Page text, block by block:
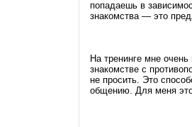
попадаешь в
знакомства — это
На тренинге мне
знакомстве с
не просить. Это
общению. Для меня